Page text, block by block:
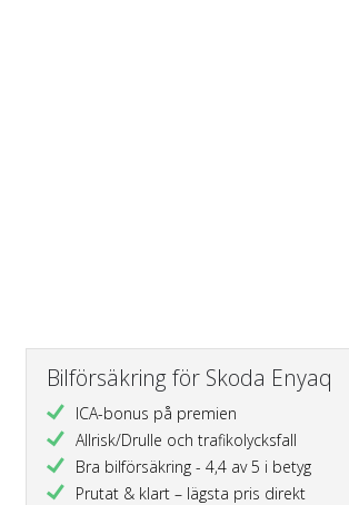
Bilförsäkring för Skoda Enyaq
ICA-bonus på premien
Allrisk/Drulle och trafikolycksfall
Bra bilförsäkring - 4,4 av 5 i betyg
Prutat & klart – lägsta pris direkt